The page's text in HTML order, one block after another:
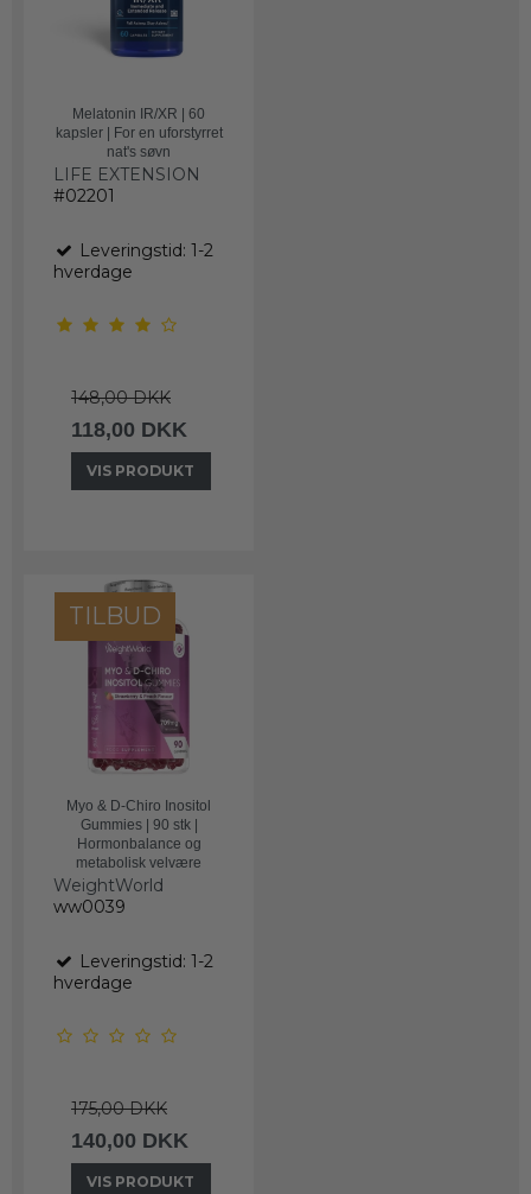
Melatonin IR/XR | 60
kapsler | For en uforstyrret
nat's søvn
LIFE EXTENSION
#02201
Leveringstid: 1-2
hverdage
148,00 DKK
118,00 DKK
VIS PRODUKT
TILBUD
Myo & D-Chiro Inositol
Gummies | 90 stk |
Hormonbalance og
metabolisk velvære
WeightWorld
ww0039
Leveringstid: 1-2
hverdage
175,00 DKK
140,00 DKK
VIS PRODUKT